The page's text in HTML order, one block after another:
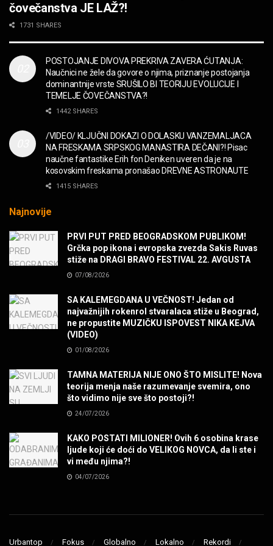
“Missin’ Yo’ Kissin'” BILLY ZZ TOP
MUZIKA
FILM
MUZIKA
POVRATAK Iron Maiden The Writing On The Wall
SENIDAHHH!
MUZIKA
Miss You! Charlie Watts
MUZIKA
MUZIKA
MAD MAD DRUMMER!
čovečanstva JE LAŽ?!
1731 SHARES
POSTOJANJE DIVOVA PREKRIVA ZAVERA ĆUTANJA:
Naučnici ne žele da govore o njima, priznanje postojanja
dominantnije vrste SRUŠILO BI TEORIJU EVOLUCIJE I
TEMELJE ČOVEČANSTVA?!
1442 SHARES
/VIDEO/ KLJUČNI DOKAZI O DOLASKU VANZEMALJACA
NA FRESKAMA SRPSKOG MANASTIRA DEČANI?! Pisac
naučne fantastike Erih fon Deniken uveren da je na
kosovskim freskama pronašao DREVNE ASTRONAUTE
1415 SHARES
Najnovije
PRVI PUT PRED BEOGRADSKOM PUBLIKOM!
Grčka pop ikona i evropska zvezda Sakis Ruvas
stiže na DRAGI BRAVO FESTIVAL 22. AVGUSTA
07/08/2026
SA KALEMEGDANA U VEČNOST! Jedan od
najvažnijih rokenrol stvaralaca stiže u Beograd,
ne propustite MUZIČKU ISPOVEST NIKA KEJVA
(VIDEO)
01/08/2026
TAMNA MATERIJA NIJE ONO ŠTO MISLITE! Nova
teorija menja naše razumevanje svemira, ono
što vidimo nije sve što postoji?!
24/07/2026
KAKO POSTATI MILIONER! Ovih 6 osobina krase
ljude koji će doći do VELIKOG NOVCA, da li ste i
vi među njima?!
04/07/2026
Urbantop Fokus Globalno Lokalno Rekordi